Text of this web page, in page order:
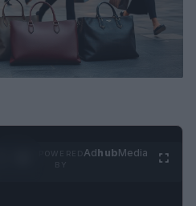
AdhubMedia